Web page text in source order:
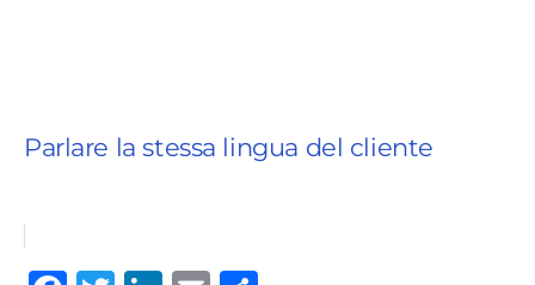
Parlare la stessa lingua del cliente